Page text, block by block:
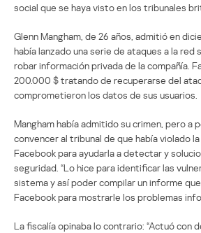
social que se haya visto en los tribunales
Glenn Mangham, de 26 años, admitió en
había lanzado una serie de ataques a la red
robar información privada de la compañía.
200.000 $ tratando de recuperarse del
comprometieron los datos de sus usuarios.
Mangham había admitido su crimen, pero a
convencer al tribunal de que había violado
Facebook para ayudarla a detectar y
seguridad. “Lo hice para identificar las
sistema y así poder compilar un informe
Facebook para mostrarle los problemas
La fiscalía opinaba lo contrario: “Actuó con